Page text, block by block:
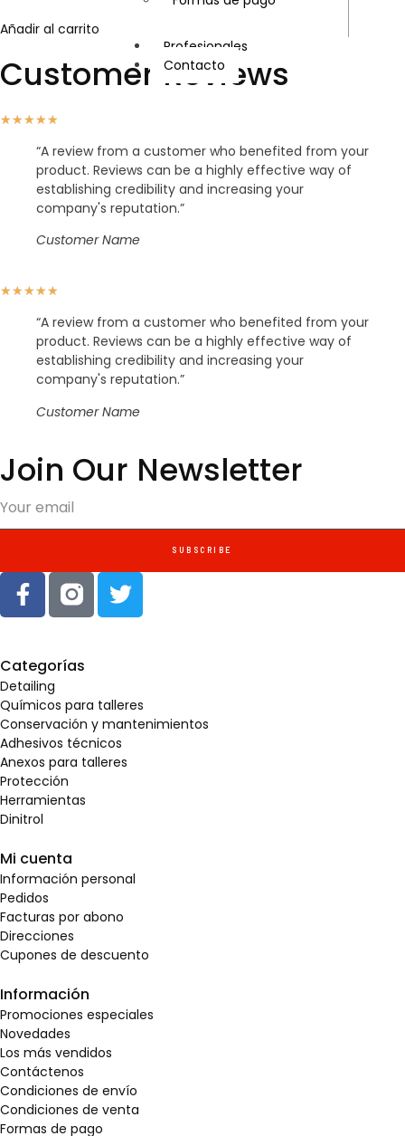
Profesionales
Contacto
Añadir al carrito
Customer Reviews
★★★★★
“A review from a customer who benefited from your
product. Reviews can be a highly effective way of
establishing credibility and increasing your
company's reputation.”
Customer Name
★★★★★
“A review from a customer who benefited from your
product. Reviews can be a highly effective way of
establishing credibility and increasing your
company's reputation.”
Customer Name
Join Our Newsletter
SUBSCRIBE
Categorías
Detailing
Químicos para talleres
Conservación y mantenimientos
Adhesivos técnicos
Anexos para talleres
Protección
Herramientas
Dinitrol
Mi cuenta
Información personal
Pedidos
Facturas por abono
Direcciones
Cupones de descuento
Información
Promociones especiales
Novedades
Los más vendidos
Contáctenos
Condiciones de envío
Condiciones de venta
Formas de pago